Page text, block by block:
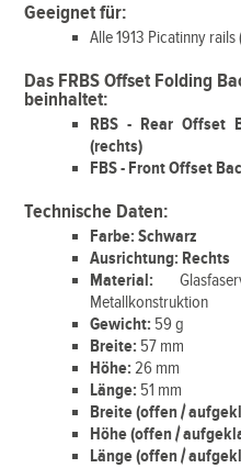
Geeignet für:
Alle 1913 Picatinny
Das FRBS Offset Folding
beinhaltet:
RBS - Rear Offset
(rechts)
FBS - Front Offset
Technische Daten:
Farbe: Schwarz
Ausrichtung: Rechts
Material:
Metallkonstruktion
Gewicht: 59 g
Breite: 57 mm
Höhe: 26 mm
Länge: 51 mm
Breite (offen /
Höhe (offen /
Länge (offen /